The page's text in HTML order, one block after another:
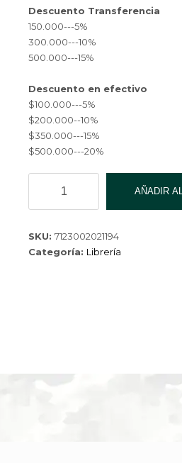
es:
$ 3,600.00.
Descuento Transferencia
150.000---5%
300.000---10%
500.000---15%
Descuento en efectivo
$100.000---5%
$200.000--10%
$350.000---15%
$500.000---20%
PACARTU-
009-
cantidad
AÑADIR
SKU: 7123002021194
Categoría: Librería